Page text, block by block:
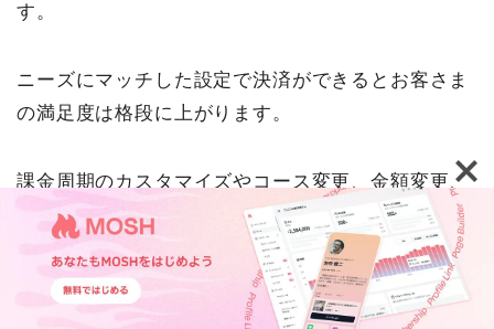
す。
ニーズにマッチした設定で決済ができるとお客さま
の満足度は格段に上がります。
課金周期のカスタマイズやコース変更、金額変更、
解約などがスムーズに行われることがポイントで
特に解約しにくかったりすると、お客さまの印象は
活用事例 ウェビナー・イベント